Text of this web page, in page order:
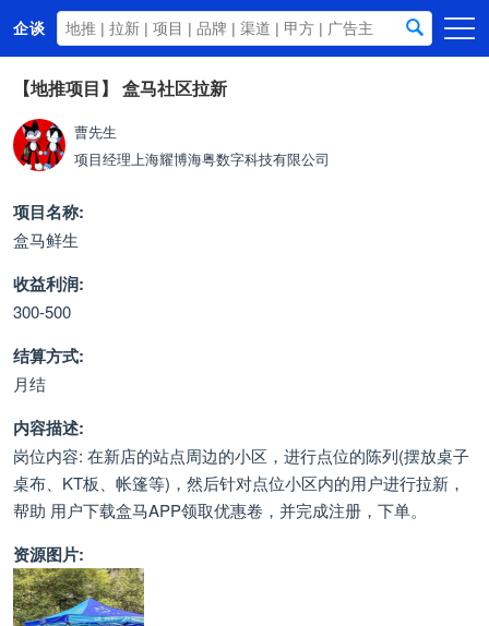
企谈
首页
商务资源
资讯动态
关于我们
【地推项目】 盒马社区拉新
曹先生
项目经理上海耀博海粤数字科技有限公司
项目名称:
盒马鲜生
收益利润:
300-500
结算方式:
月结
内容描述:
岗位内容: 在新店的站点周边的小区，进行点位的陈列(摆放桌子
桌布、KT板、帐篷等)，然后针对点位小区内的用户进行拉新，
帮助 用户下载盒马APP领取优惠卷，并完成注册，下单。
资源图片: